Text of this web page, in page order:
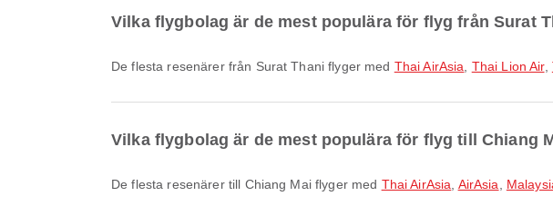
Vilka flygbolag är de mest populära för flyg från Surat
De flesta resenärer från Surat Thani flyger med Thai AirAsia Thai Lion Air,
Vilka flygbolag är de mest populära för flyg till Chiang
De flesta resenärer till Chiang Mai flyger med Thai AirAsia AirAsia